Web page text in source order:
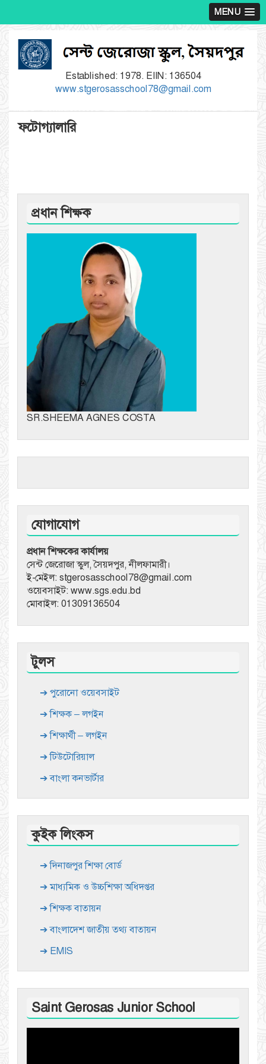
MENU
Established: 1978. EIIN: 136504
www.stgerosasschool78@gmail.com
ফটোগ্যালারি
প্রধান শিক্ষক
SR.SHEEMA AGNES COSTA
যোগাযোগ
প্রধান শিক্ষকের কার্যালয়
সেন্ট জেরোজা স্কুল, সৈয়দপুর, নীলফামারী।
ই-মেইল: stgerosasschool78@gmail.com
ওয়েবসাইট: www.sgs.edu.bd
মোবাইল: 01309136504
টুলস
➔ পুরোনো ওয়েবসাইট
➔ শিক্ষক – লগইন
➔ শিক্ষার্থী – লগইন
➔ টিউটোরিয়াল
➔ বাংলা কনভার্টার
কুইক লিংকস
➔ দিনাজপুর শিক্ষা বোর্ড
➔ মাধ্যমিক ও উচ্চশিক্ষা অধিদপ্তর
➔ শিক্ষক বাতায়ন
➔ বাংলাদেশ জাতীয় তথ্য বাতায়ন
➔ EMIS
Saint Gerosas Junior School